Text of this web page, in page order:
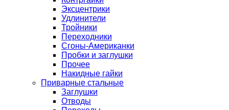
Эксцентрики
Удлинители
Тройники
Переходники
Сгоны-Американки
Пробки и заглушки
Прочее
Накидные гайки
Приварные стальные
Заглушки
Отводы